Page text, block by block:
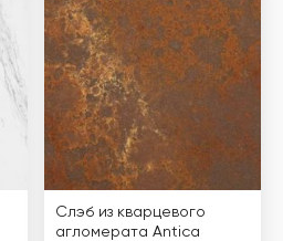
Слэб из кварцевого
агломерата Antica